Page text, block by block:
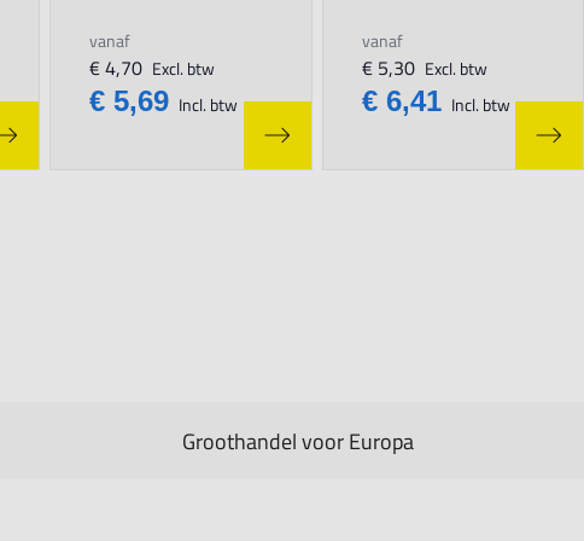
vanaf
€ 5,69 Incl. btw
€ 4,70 Excl. btw
vanaf
€ 6,41 Incl. btw
€ 5,30 Excl. btw
Groothandel voor Europa